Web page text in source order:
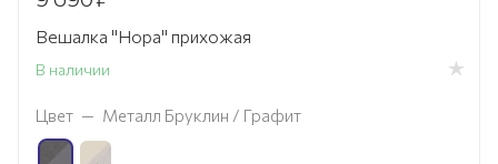
Вешалка "Нора" прихожая
В наличии
Цвет — Металл Бруклин / Графит